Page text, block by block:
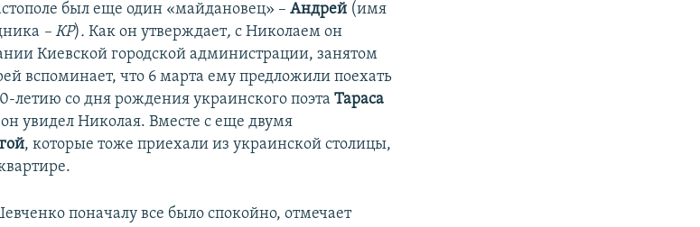
был еще один «майдановец» –Андрей (имя
– КР).Как он утверждает,с Николаем он
Киевской городской администрации, занятом
вспоминает, что 6 марта ему предложили поехать
летию со дня рождения украинского поэтаТараса
увидел Николая. Вместе с еще двумя
, которые тоже приехали из украинской столицы,
поначалу все было спокойно, отмечает